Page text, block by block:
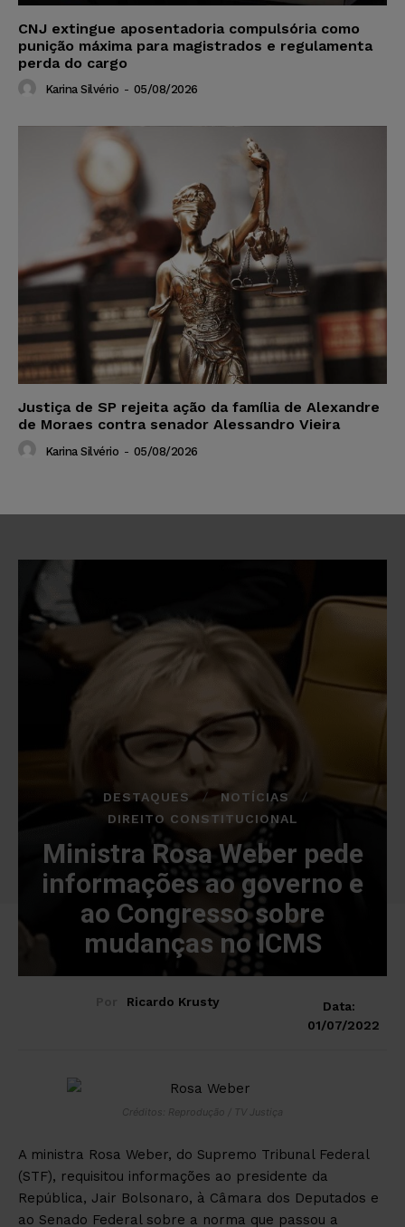
CNJ extingue aposentadoria compulsória como
punição máxima para magistrados e regulamenta
perda do cargo
Karina Silvério - 05/08/2026
Justiça de SP rejeita ação da família de Alexandre
de Moraes contra senador Alessandro Vieira
Karina Silvério - 05/08/2026